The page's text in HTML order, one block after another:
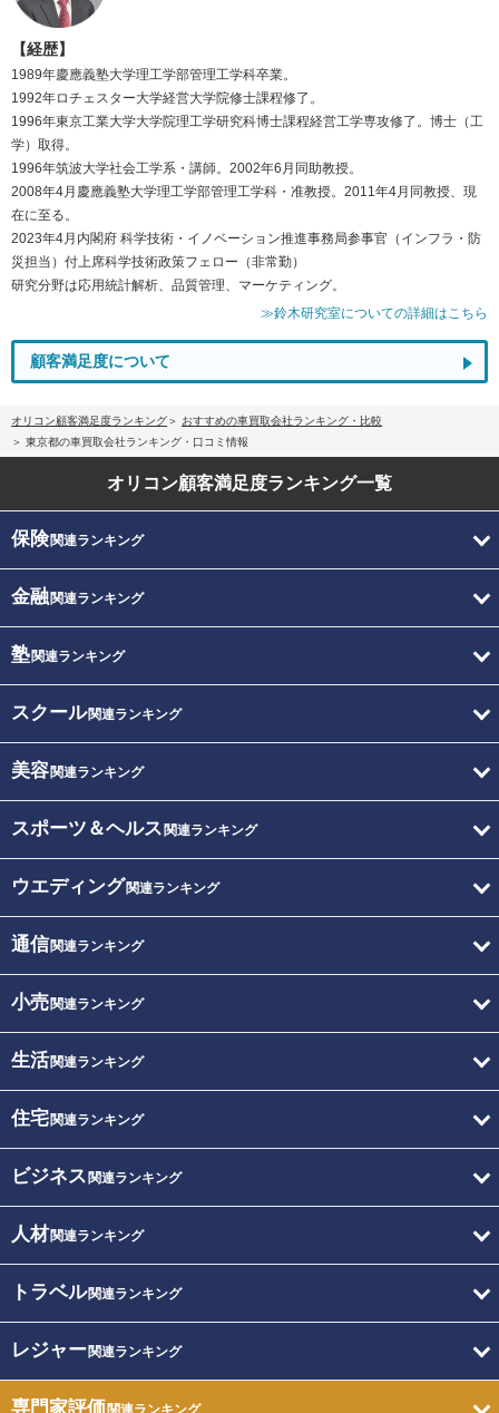
【経歴】
1989年慶應義塾大学理工学部管理工学科卒業。
1992年ロチェスター大学経営大学院修士課程修了。
1996年東京工業大学大学院理工学研究科博士課程経営工学専攻修了。博士（工
学）取得。
1996年筑波大学社会工学系・講師。2002年6月同助教授。
2008年4月慶應義塾大学理工学部管理工学科・准教授。2011年4月同教授、現
在に至る。
2023年4月内閣府 科学技術・イノベーション推進事務局参事官（インフラ・防
災担当）付上席科学技術政策フェロー（非常勤）
研究分野は応用統計解析、品質管理、マーケティング。
≫鈴木研究室についての詳細はこちら
顧客満足度について
オリコン顧客満足度ランキング
おすすめの車買取会社ランキング・比較
東京都の車買取会社ランキング・口コミ情報
オリコン顧客満足度ランキング一覧
保険関連ランキング
金融関連ランキング
塾関連ランキング
スクール関連ランキング
美容関連ランキング
スポーツ＆ヘルス 関連ランキング
ウエディング関連ランキング
通信関連ランキング
小売関連ランキング
生活関連ランキング
住宅関連ランキング
ビジネス 関連ランキング
人材関連ランキング
トラベル関連ランキング
レジャー関連ランキング
専門家評価関連ランキング